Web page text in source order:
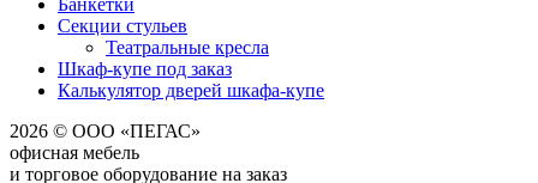
Секции стульев
Театральные кресла
Шкаф-купе под заказ
Калькулятор дверей шкафа-купе
2026 © ООО «ПЕГАС»
офисная мебель
и торговое оборудование на заказ